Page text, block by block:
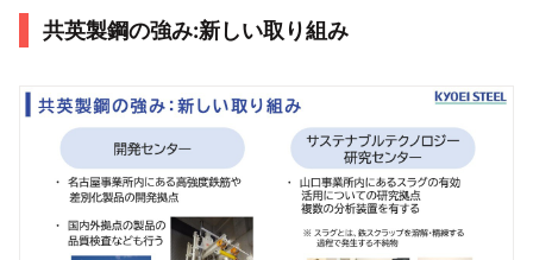
共英製鋼の強み:新しい取り組み